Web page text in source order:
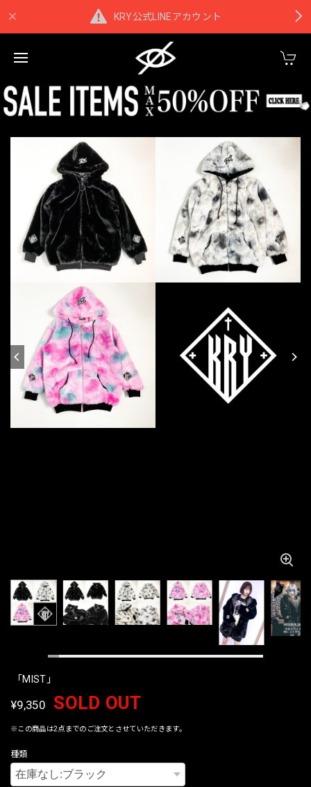
KRY公式LINEアカウント
「MIST」
¥9,350 SOLD OUT
※この商品は2点までのご注文とさせていただきます。
種類